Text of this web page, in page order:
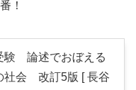
！
験 論述でおぼえる
社会 改訂5版 [ 長谷